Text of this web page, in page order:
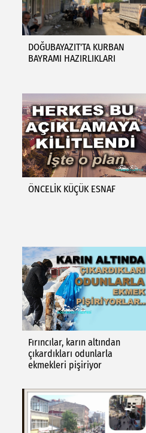
DOĞUBAYAZIT'TA KURBAN
BAYRAMI HAZIRLIKLARI
ÖNCELİK KÜÇÜK ESNAF
Fırıncılar, karın altından
çıkardıkları odunlarla
ekmekleri pişiriyor